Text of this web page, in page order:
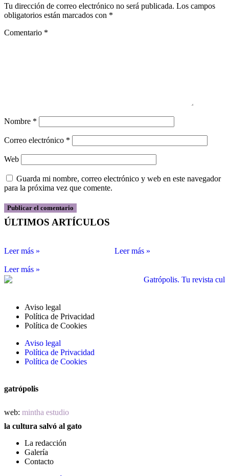
Tu dirección de correo electrónico no será publicada. Los campos
obligatorios están marcados con *
Comentario *
Nombre *
Correo electrónico *
Web
Guarda mi nombre, correo electrónico y web en este navegador
para la próxima vez que comente.
ÚLTIMOS ARTÍCULOS
Leer más » Leer más »
Leer más »
Aviso legal
Política de Privacidad
Política de Cookies
Aviso legal
Política de Privacidad
Política de Cookies
gatrópolis
web: mintha estudio
la cultura salvó al gato
La redacción
Galería
Contacto